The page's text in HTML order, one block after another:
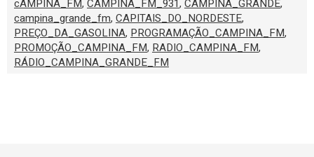
cAMPINA_FM, CAMPINA_FM_931, CAMPINA_GRANDE,
campina_grande_fm, CAPITAIS_DO_NORDESTE,
PREÇO_DA_GASOLINA, PROGRAMAÇÃO_CAMPINA_FM,
PROMOÇÃO_CAMPINA_FM, RADIO_CAMPINA_FM,
RÁDIO_CAMPINA_GRANDE_FM